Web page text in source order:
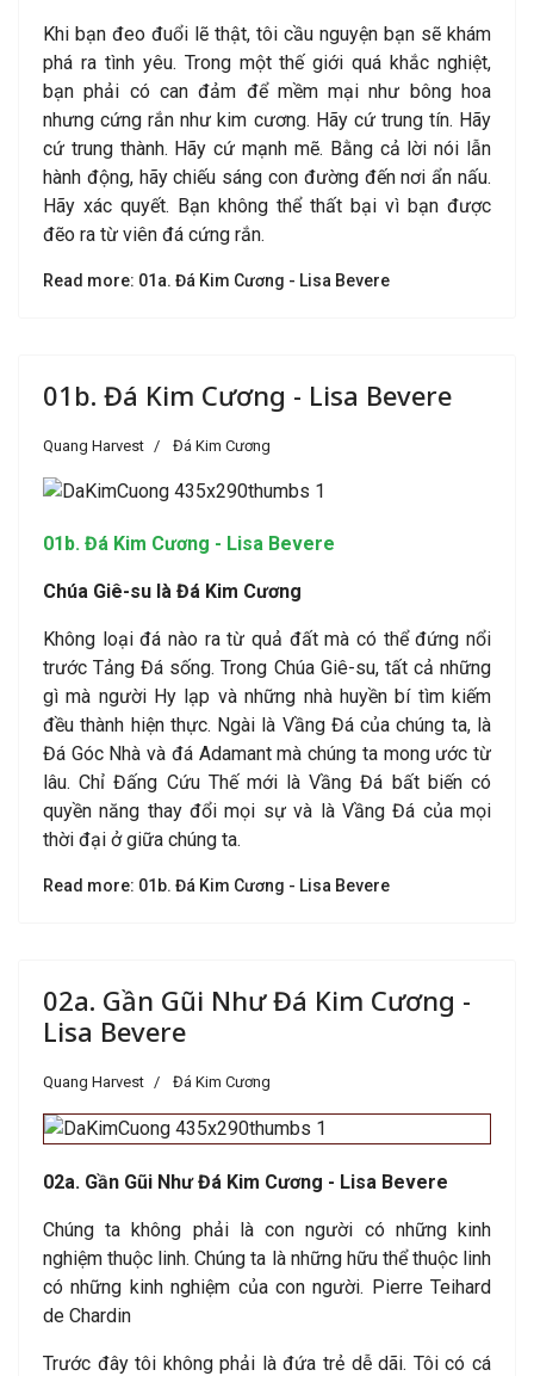
Khi bạn đeo đuổi lẽ thật, tôi cầu nguyện bạn sẽ khám
phá ra tình yêu. Trong một thế giới quá khắc nghiệt,
bạn phải có can đảm để mềm mại như bông hoa
nhưng cứng rắn như kim cương. Hãy cứ trung tín. Hãy
cứ trung thành. Hãy cứ mạnh mẽ. Bằng cả lời nói lẫn
hành động, hãy chiếu sáng con đường đến nơi ẩn nấu.
Hãy xác quyết. Bạn không thể thất bại vì bạn được
đẽo ra từ viên đá cứng rắn.
Read more: 01a. Đá Kim Cương - Lisa Bevere
01b. Đá Kim Cương - Lisa Bevere
Quang Harvest Đá Kim Cương
01b. Đá Kim Cương - Lisa Bevere
Chúa Giê-su là Đá Kim Cương
Không loại đá nào ra từ quả đất mà có thể đứng nổi
trước Tảng Đá sống. Trong Chúa Giê-su, tất cả những
gì mà người Hy lạp và những nhà huyền bí tìm kiếm
đều thành hiện thực. Ngài là Vầng Đá của chúng ta, là
Đá Góc Nhà và đá Adamant mà chúng ta mong ước từ
lâu. Chỉ Đấng Cứu Thế mới là Vầng Đá bất biến có
quyền năng thay đổi mọi sự và là Vầng Đá của mọi
thời đại ở giữa chúng ta.
Read more: 01b. Đá Kim Cương - Lisa Bevere
02a. Gần Gũi Như Đá Kim Cương -
Lisa Bevere
Quang Harvest Đá Kim Cương
02a. Gần Gũi Như Đá Kim Cương - Lisa Bevere
Chúng ta không phải là con người có những kinh
nghiệm thuộc linh. Chúng ta là những hữu thể thuộc linh
có những kinh nghiệm của con người. Pierre Teihard
de Chardin
Trước đây tôi không phải là đứa trẻ dễ dãi. Tôi có cá